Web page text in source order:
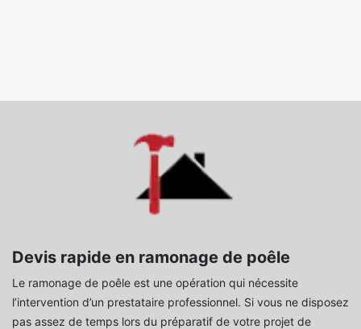
Devis rapide en ramonage de poêle
Le ramonage de poêle est une opération qui nécessite
l’intervention d’un prestataire professionnel. Si vous ne disposez
pas assez de temps lors du préparatif de votre projet de